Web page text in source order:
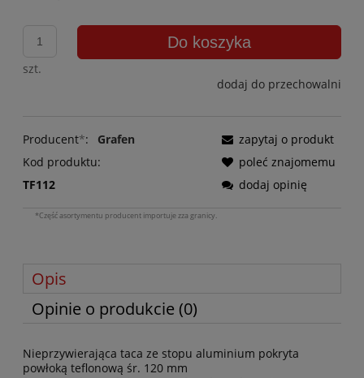
szt.
Do koszyka
dodaj do przechowalni
Producent*:
Grafen
Kod produktu:
TF112
zapytaj o produkt
poleć znajomemu
dodaj opinię
*Część asortymentu producent importuje zza granicy.
Opis
Opinie o produkcie (0)
Nieprzywierająca taca ze stopu aluminium pokryta
powłoką teflonową śr. 120 mm